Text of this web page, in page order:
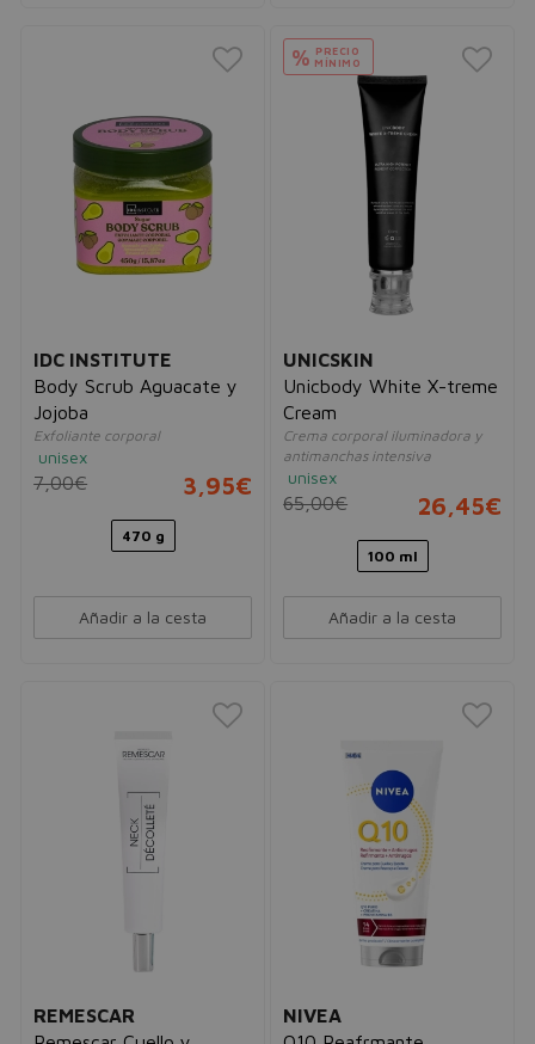
IDC INSTITUTE
Body Scrub Aguacate y
Jojoba
Exfoliante corporal
unisex
7,00€ 3,95€
470 g
Añadir a la cesta
% PRECIO
MÍNIMO
UNICSKIN
Unicbody White X-treme
Cream
Crema corporal iluminadora y
antimanchas intensiva
unisex
65,00€ 26,45€
100 ml
Añadir a la cesta
REMESCAR
NIVEA